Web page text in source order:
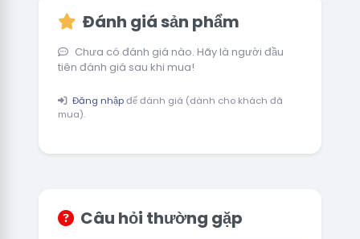
Đánh giá sản phẩm
Chưa có đánh giá nào. Hãy là người đầu
tiên đánh giá sau khi mua!
Đăng nhậpđể đánh giá (dành cho khách đã
mua).
Câu hỏi thường gặp